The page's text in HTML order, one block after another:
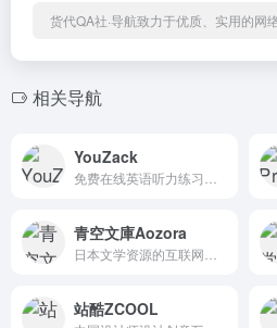
货代QA社·导航致力于优质、实用的网
相关导航
YouZack
青空文庫Aozora
站酷ZCOOL